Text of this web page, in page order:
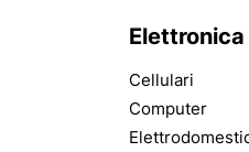
Elettronica
Cellulari
Computer